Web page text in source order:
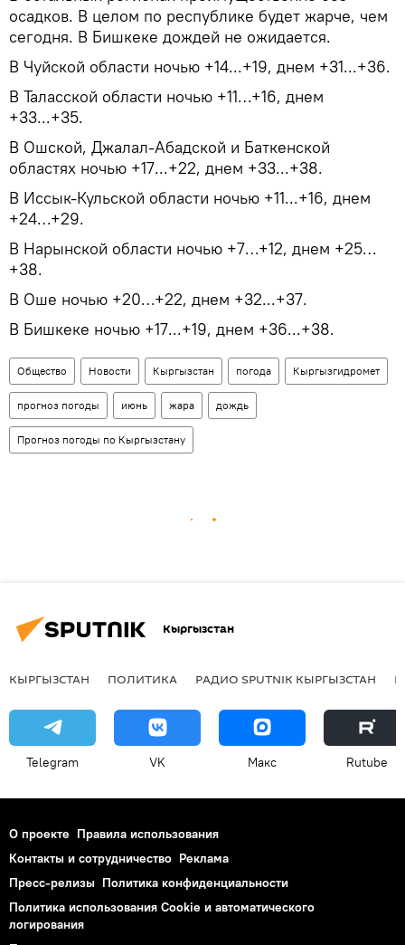
осадков. В целом по республике будет жарче, чем
сегодня. В Бишкеке дождей не ожидается.
В Чуйской области ночью +14...+19, днем +31...+36.
В Таласской области ночью +11…+16, днем
+33...+35.
В Ошской, Джалал-Абадской и Баткенской
областях ночью +17...+22, днем +33...+38.
В Иссык-Кульской области ночью +11...+16, днем
+24…+29.
В Нарынской области ночью +7…+12, днем +25…
+38.
В Оше ночью +20…+22, днем +32...+37.
В Бишкеке ночью +17...+19, днем +36...+38.
Общество Новости Кыргызстан погода Кыргызгидромет
прогноз погоды июнь жара дождь
Прогноз погоды по Кыргызстану
Кыргызстан
КЫРГЫЗСТАН ПОЛИТИКА РАДИО SPUTNIK КЫРГЫЗСТАН
Telegram VK Макс Rutube
О проекте Правила использования
Контакты и сотрудничество Реклама
Пресс-релизы Политика конфиденциальности
Политика использования Cookie и автоматического
логирования